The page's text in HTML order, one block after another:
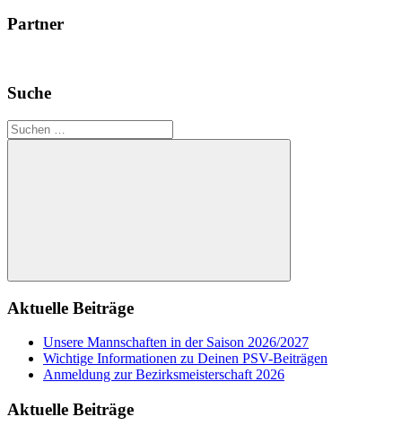
Partner
Suche
Suchen
nach:
Suchen
Aktuelle Beiträge
Unsere Mannschaften in der Saison 2026/2027
Wichtige Informationen zu Deinen PSV-Beiträgen
Anmeldung zur Bezirksmeisterschaft 2026
Aktuelle Beiträge